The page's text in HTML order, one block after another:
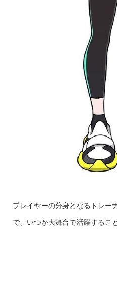
プレイヤーの分身となるトレー
で、いつか大舞台で活躍するこ